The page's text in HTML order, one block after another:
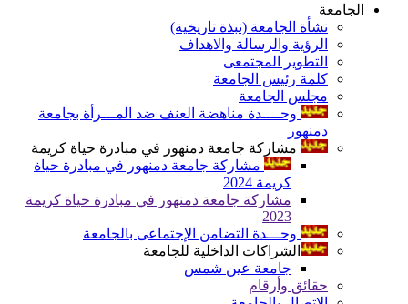
الجامعة
نشأة الجامعة (نبذة تاريخية)
الرؤية والرسالة والاهداف
التطوير المجتمعى
كلمة رئيس الجامعة
مجلس الجامعة
وحــــدة مناهضة العنف ضد المـــرأة بجامعة
دمنهور
مشاركة جامعة دمنهور في مبادرة حياة كريمة
مشاركة جامعة دمنهور في مبادرة حياة
كريمة 2024
مشاركة جامعة دمنهور في مبادرة حياة كريمة
2023
وحـــدة التضامن الإجتماعى بالجامعة
الشراكات الداخلية للجامعة
جامعة عين شمس
حقائق وأرقام